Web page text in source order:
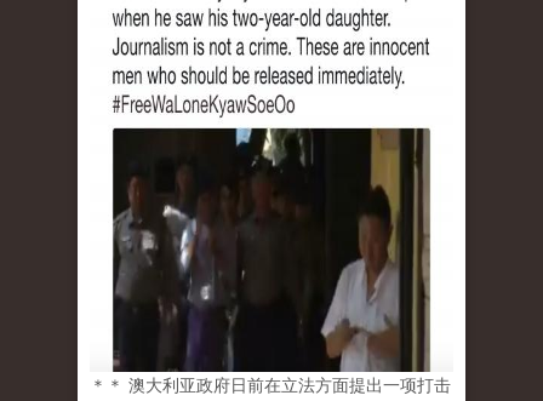
＊＊ 澳大利亚政府日前在立法方面提出一项打击